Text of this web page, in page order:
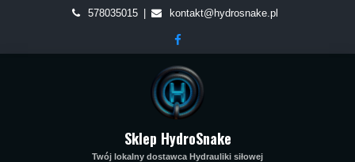
content
578035015 kontakt@hydrosnake.pl
Sklep HydroSnake
Twój lokalny dostawca Hydrauliki siłowej